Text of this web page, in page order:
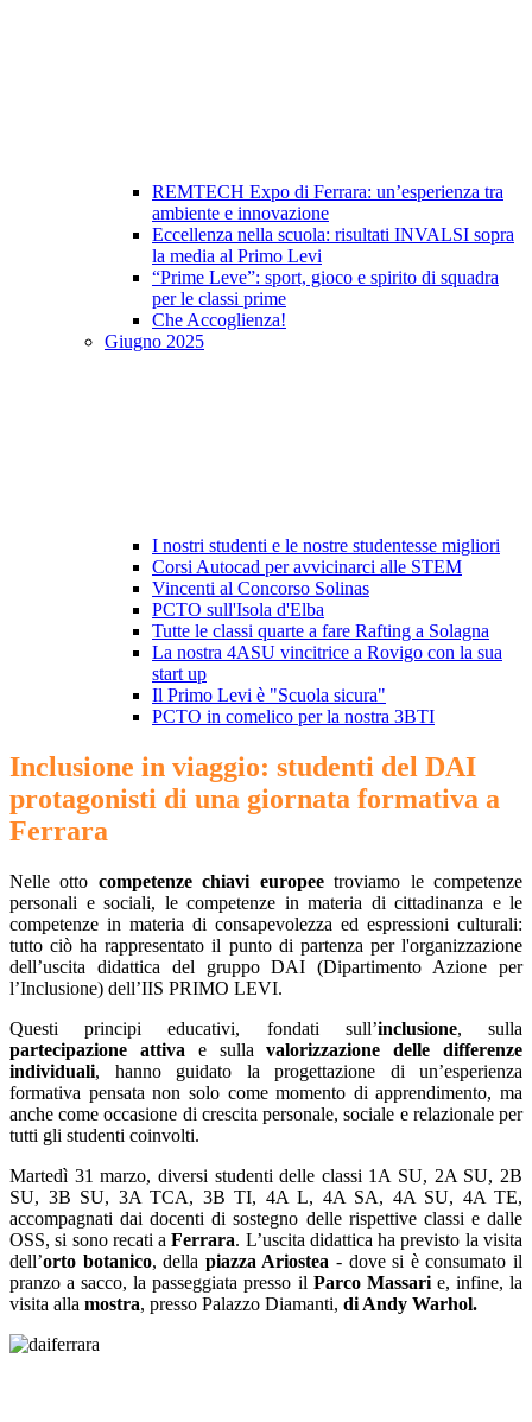
REMTECH Expo di Ferrara: un’esperienza tra
ambiente e innovazione
Eccellenza nella scuola: risultati INVALSI sopra
la media al Primo Levi
“Prime Leve”: sport, gioco e spirito di squadra
per le classi prime
Che Accoglienza!
Giugno 2025
I nostri studenti e le nostre studentesse migliori
Corsi Autocad per avvicinarci alle STEM
Vincenti al Concorso Solinas
PCTO sull'Isola d'Elba
Tutte le classi quarte a fare Rafting a Solagna
La nostra 4ASU vincitrice a Rovigo con la sua
start up
Il Primo Levi è "Scuola sicura"
PCTO in comelico per la nostra 3BTI
Inclusione in viaggio: studenti del DAI
protagonisti di una giornata formativa a
Ferrara
Nelle otto competenze chiavi europeetroviamo le competenze
personali e sociali, le competenze in materia di cittadinanza e le
competenze in materia di consapevolezza ed espressioni culturali:
tutto ciò ha rappresentato il punto di partenza per l'organizzazione
dell’uscita didattica del gruppo DAI (Dipartimento Azione per
l’Inclusione) dell’IIS PRIMO LEVI.
Questi principi educativi, fondati sull’inclusione, sulla
partecipazione attiva e sullavalorizzazione delle differenze
individuali, hanno guidato la progettazione di un’esperienza
formativa pensata non solo come momento di apprendimento, ma
anche come occasione di crescita personale, sociale e relazionale per
tutti gli studenti coinvolti.
Martedì 31 marzo, diversi studenti delle classi 1A SU, 2A SU, 2B
SU, 3B SU, 3A TCA, 3B TI, 4A L, 4A SA, 4A SU, 4A TE,
accompagnati dai docenti di sostegno delle rispettive classi e dalle
OSS, si sono recati aFerrara. L’uscita didattica ha previsto la visita
dell’orto botanico, della piazza Ariostea - dove si è consumato il
pranzo a sacco, la passeggiata presso il Parco Massarie, infine, la
visita alla mostra, presso Palazzo Diamanti, di Andy Warhol.